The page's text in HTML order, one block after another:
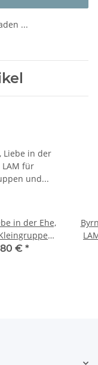
...
in der Ehe,
€ *